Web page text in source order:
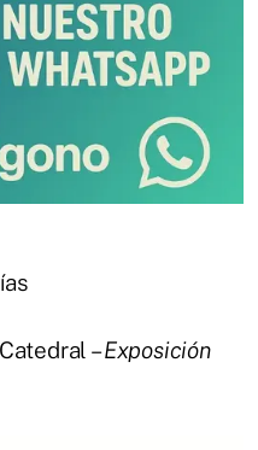
–Exposición